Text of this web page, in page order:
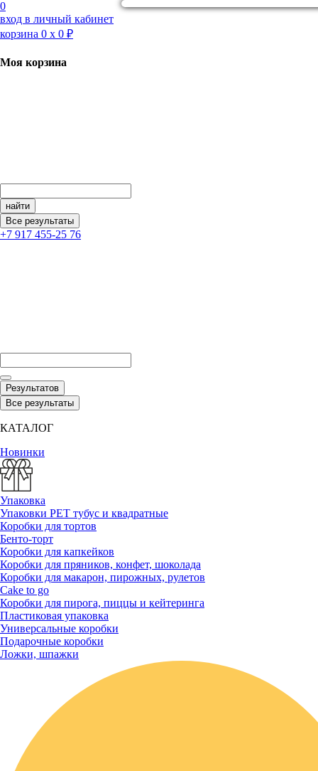
Перейти
к
контенту
0
вход в личный кабинет
корзина 0 х 0 ₽
Моя корзина
найти
Все результаты
+7 917 455-25 76
Результатов
Все результаты
КАТАЛОГ
Новинки
Упаковка
Упаковки РЕТ тубус и квадратные
Коробки для тортов
Бенто-торт
Коробки для капкейков
Коробки для пряников, конфет, шоколада
Коробки для макарон, пирожных, рулетов
Cake to go
Коробки для пирога, пиццы и кейтеринга
Пластиковая упаковка
Универсальные коробки
Подарочные коробки
Ложки, шпажки